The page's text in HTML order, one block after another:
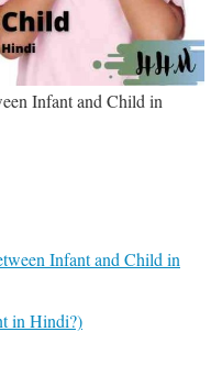
Infant and Child in
Infant and Child in
in Hindi?)